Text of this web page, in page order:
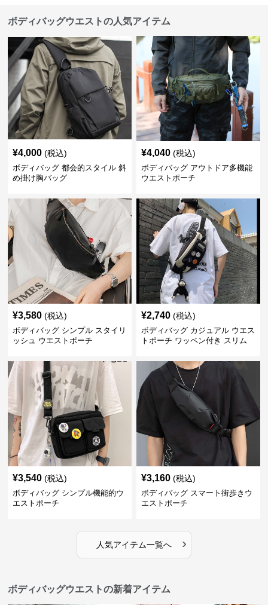
ボディバッグウエストの人気アイテム
¥4,000 (税込)
ボディバッグ 都会的スタイル 斜
め掛け胸バッグ
¥4,040 (税込)
ボディバッグ アウトドア多機能
ウエストポーチ
¥3,580 (税込)
ボディバッグ シンプル スタイリ
ッシュ ウエストポーチ
¥2,740 (税込)
ボディバッグ カジュアル ウエス
トポーチ ワッペン付き スリム
¥3,540 (税込)
ボディバッグ シンプル機能的ウ
エストポーチ
¥3,160 (税込)
ボディバッグ スマート街歩きウ
エストポーチ
人気アイテム一覧へ ›
ボディバッグウエストの新着アイテム